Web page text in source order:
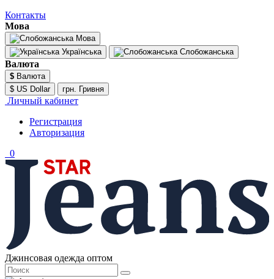
Контакты
Мова
Мова
Українська
Слобожанська
Валюта
$ Валюта
$ US Dollar
грн. Гривня
Личный кабинет
Регистрация
Авторизация
0
Джинсовая одежда оптом